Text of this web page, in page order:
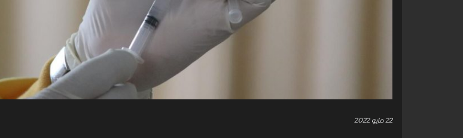
22 مايو 2022